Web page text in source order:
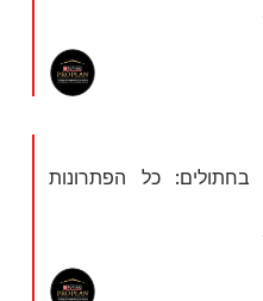
בחתולים: כל הפתרונות